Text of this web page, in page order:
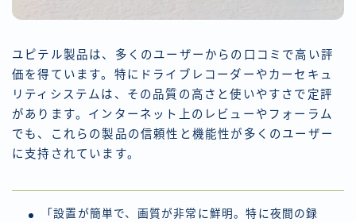
ユピテル製品は、多くのユーザーからの口コミで高い評
価を得ています。特にドライブレコーダーやカーセキュ
リティシステムは、その品質の高さと使いやすさで定評
があります。インターネット上のレビューやフォーラム
でも、これらの製品の信頼性と機能性が多くのユーザー
に支持されています。
「設置が簡単で、画質が非常に鮮明。特に夜間の録